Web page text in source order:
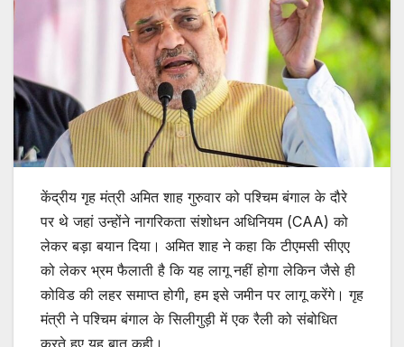
केंद्रीय गृह मंत्री अमित शाह गुरुवार को पश्चिम बंगाल के दौरे
पर थे जहां उन्होंने नागरिकता संशोधन अधिनियम (CAA) को
लेकर बड़ा बयान दिया। अमित शाह ने कहा कि टीएमसी सीएए
को लेकर भ्रम फैलाती है कि यह लागू नहीं होगा लेकिन जैसे ही
कोविड की लहर समाप्त होगी, हम इसे जमीन पर लागू करेंगे। गृह
मंत्री ने पश्चिम बंगाल के सिलीगुड़ी में एक रैली को संबोधित